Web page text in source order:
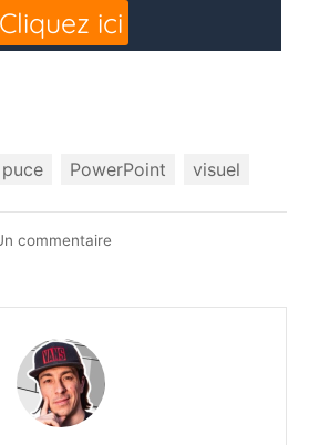
PowerPoint visuel
commentaire